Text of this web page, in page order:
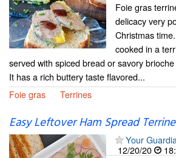
Foie gras
delicacy very
Christmas
cooked in a
served with spiced bread or savory
It has a rich buttery taste flavored...
Foie gras
Terrines
Easy Leftover Ham Spread Terrine
Your
12/20/20